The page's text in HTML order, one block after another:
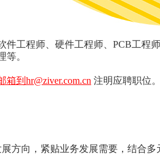
件工程师、硬件工程师、PCB工程
等。
箱到hr@ziver.com.cn 注明应聘职位。
向，紧贴业务发展需要，结合多